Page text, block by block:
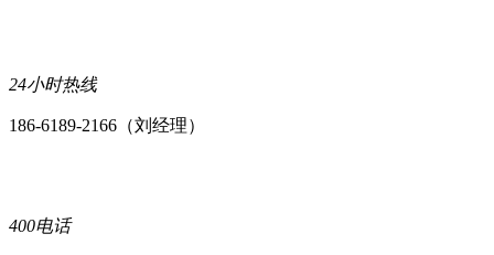
24小时热线
186-6189-2166（刘经理）
400电话